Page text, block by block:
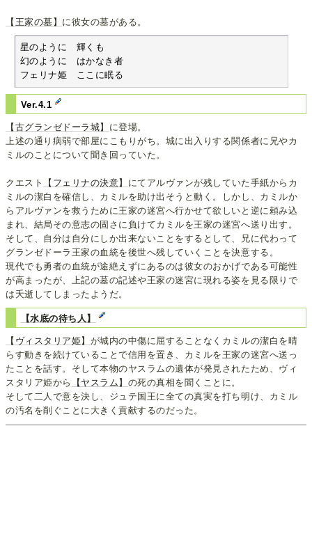
【王家の墓】 に彼女の墓がある。
星のように　輝くも
幻のように　はかなき者
フェリナ姫　ここに眠る
Ver.4.1
【古グランゼドーラ城】 に登場。
上述の通り病弱で部屋にこもりがち。城に出入りする関係者に兄やカ
ミルのことについて聞き回っていた。
クエスト 【フェリナの決意】 にてアルヴァンが残していた手紙からカ
ミルの潔白を確信し、カミルを助け出そうと動く。しかし、カミルか
らアルヴァンを救うために王家の迷宮へ行かせて欲しいと逆に頼み込
まれ、結局その意志の固さに負けてカミルを王家の迷宮へ送り出す。
そして、自分は自分にしか出来ないことをするとして、兄に代わって
グランゼドーラ王家の血統を後世へ残していくことを決意する。
現代でも勇者の血統が途絶えずにあるのは彼女のおかげである可能性
が高まったが、上記の墓の記述や王家の迷宮に現れる姿を見る限りで
は夭逝してしまったようだ。
【水底の待ち人】
【ヴィスタリア姫】 が城内の中傷に屈することなくカミルの潔白を晴
らす動きを続けていることで信用を置き、カミルを王家の迷宮へ送っ
たことを話す。そして本物のヤスラムの遺体が発見されたため、ヴィ
スタリア姫から
【ヤスラム】 の死の真相を聞くことに。
そして二人で意を決し、ジュテ国王に全ての真実を打ち明け、カミル
の汚名を削ぐことに大きく貢献するのだった。